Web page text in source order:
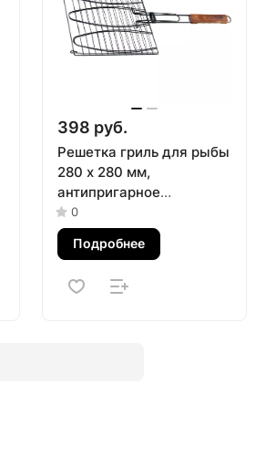
398 руб.
Решетка гриль для рыбы
280 х 280 мм,
антипригарное
покрытие, Camping
Palisad
0
Подробнее